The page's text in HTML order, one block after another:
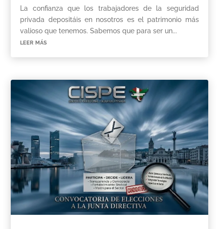
La confianza que los trabajadores de la seguridad
privada depositáis en nosotros es el patrimonio más
valioso que tenemos. Sabemos que para ser un...
leer más